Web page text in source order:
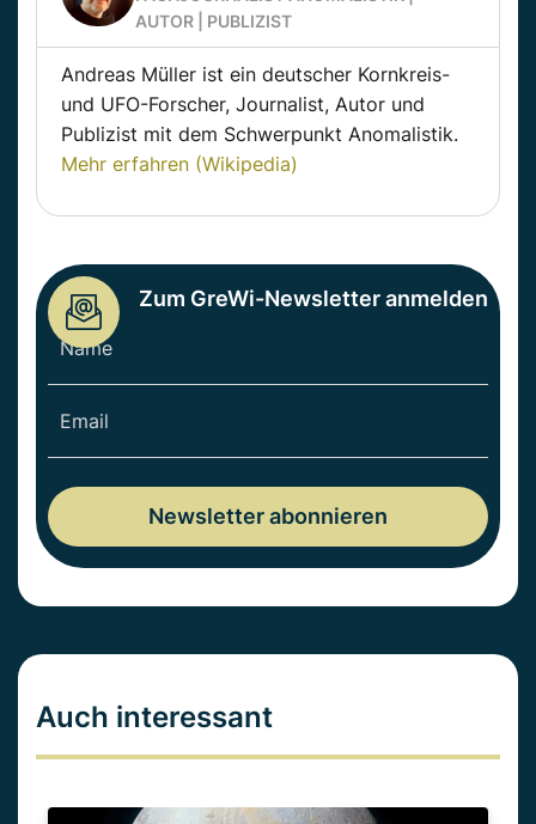
AUTOR | PUBLIZIST
Andreas Müller ist ein deutscher Kornkreis-
und UFO-Forscher, Journalist, Autor und
Publizist mit dem Schwerpunkt Anomalistik.
Mehr erfahren (Wikipedia)
Zum GreWi-Newsletter anmelden
Auch interessant